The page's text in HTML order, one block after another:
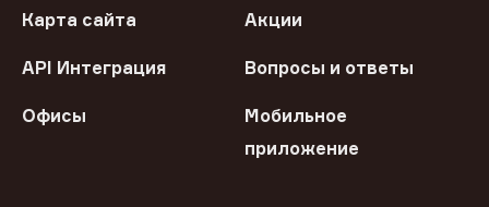
Карта сайта Акции
API Интеграция Вопросы и ответы
Офисы
Мобильное
приложение